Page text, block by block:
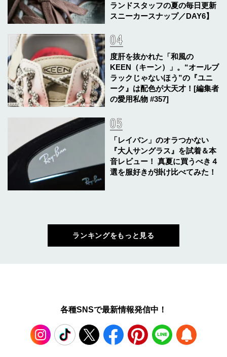
ランドスタッフの夏の毎日更新
スニーカースナップ／DAY6】
度肝を抜かれた「和風の
KEEN（キーン）」。“オールブ
ラックじゃないほう”の『ユニ
ーク』は配色が大天才！[編集者
の愛用私物 #357]
「レイバン」のオラつかない
『大人サングラス』を試着＆本
音レビュー！ 真夏に買うべき４
選を服好きが掛け比べてみた！
ランキングをもっと見る
各種SNSで最新情報発信中！